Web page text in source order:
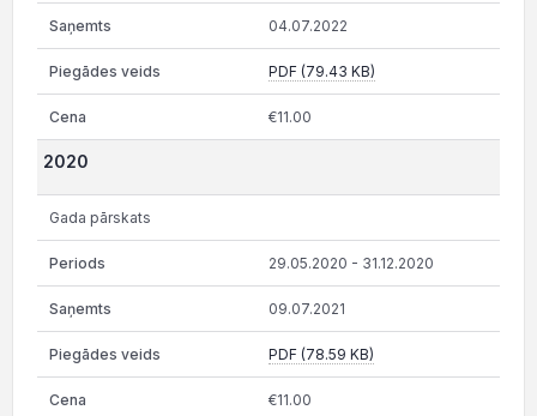
04.07.2022
PDF (79.43 KB)
€11.00
2020
Gada pārskats
29.05.2020 - 31.12.2020
09.07.2021
PDF (78.59 KB)
€11.00